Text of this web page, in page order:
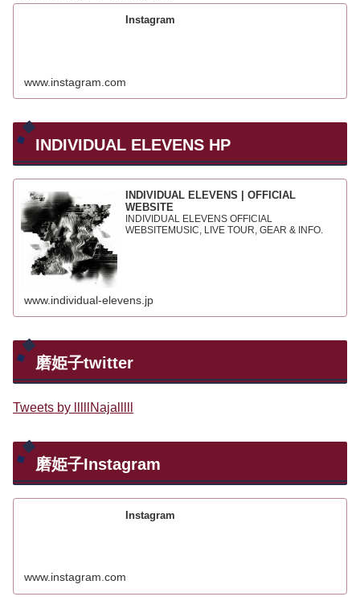
Instagram
www.instagram.com
INDIVIDUAL ELEVENS HP
INDIVIDUAL ELEVENS | OFFICIAL
WEBSITE
INDIVIDUAL ELEVENS OFFICIAL
WEBSITEMUSIC, LIVE TOUR, GEAR & INFO.
www.individual-elevens.jp
磨姫子twitter
Tweets by lllllNajalllll
磨姫子Instagram
Instagram
www.instagram.com